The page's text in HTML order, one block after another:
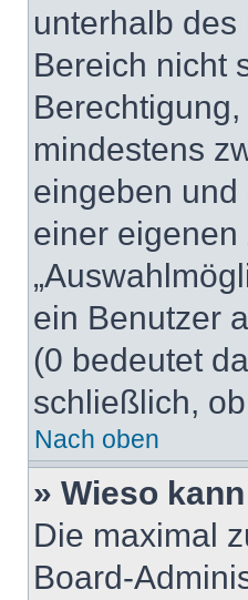
unterhalb
Bereich nicht
mindestens
eingeben
einer eigenen
ein Benutzer
(0 bedeutet
schließlich,
Nach oben
» Wieso
Die maximal
Board-